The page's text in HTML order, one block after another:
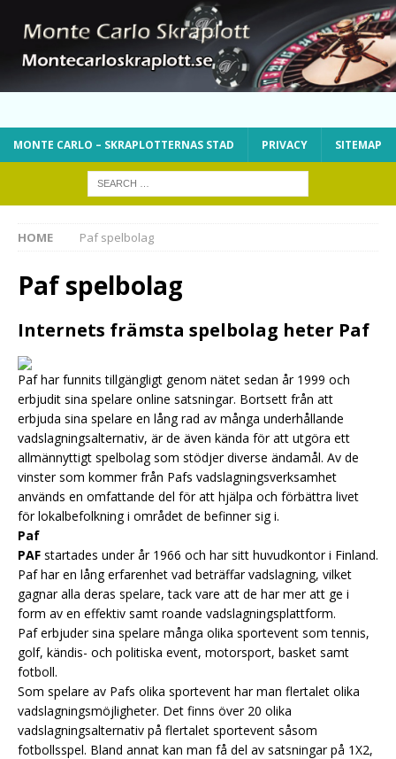
MONTE CARLO – SKRAPLOTTERNAS STAD PRIVACY SITEMAP
HOME Paf spelbolag
Paf spelbolag
Internets främsta spelbolag heter Paf
Paf har funnits tillgängligt genom nätet sedan år 1999 och
erbjudit sina spelare online satsningar. Bortsett från att
erbjuda sina spelare en lång rad av många underhållande
vadslagningsalternativ, är de även kända för att utgöra ett
allmännyttigt spelbolag som stödjer diverse ändamål. Av de
vinster som kommer från Pafs vadslagningsverksamhet
används en omfattande del för att hjälpa och förbättra livet
för lokalbefolkning i området de befinner sig i.
Paf
PAF startades under år 1966 och har sitt huvudkontor i Finland.
Paf har en lång erfarenhet vad beträffar vadslagning, vilket
gagnar alla deras spelare, tack vare att de har mer att ge i
form av en effektiv samt roande vadslagningsplattform.
Paf erbjuder sina spelare många olika sportevent som tennis,
golf, kändis- och politiska event, motorsport, basket samt
fotboll.
Som spelare av Pafs olika sportevent har man flertalet olika
vadslagningsmöjligheter. Det finns över 20 olika
vadslagningsalternativ på flertalet sportevent såsom
fotbollsspel. Bland annat kan man få del av satsningar på 1X2,